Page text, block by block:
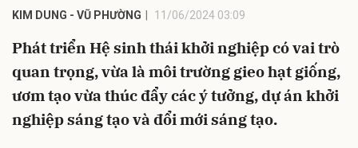
KIM DUNG - VŨ PHƯỜNG 11/06/2024 03:09
Phát triển Hệ sinh thái khởi nghiệp có vai trò
quan trọng, vừa là môi trường gieo hạt giống,
ươm tạo vừa thúc đẩy các ý tưởng, dự án khởi
nghiệp sáng tạo và đổi mới sáng tạo.
Hủy